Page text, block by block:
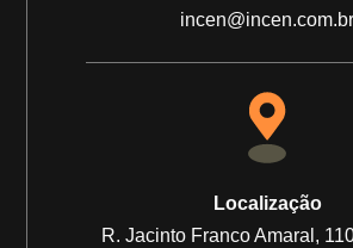
incen@incen.com.br
Localização
R. Jacinto Franco Amaral,